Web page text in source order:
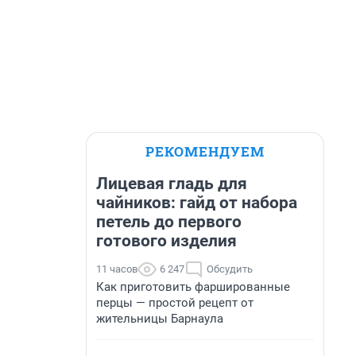
РЕКОМЕНДУЕМ
Лицевая гладь для
чайников: гайд от набора
петель до первого
готового изделия
11 часов 6 247 Обсудить
Как приготовить фаршированные
перцы — простой рецепт от
жительницы Барнаула